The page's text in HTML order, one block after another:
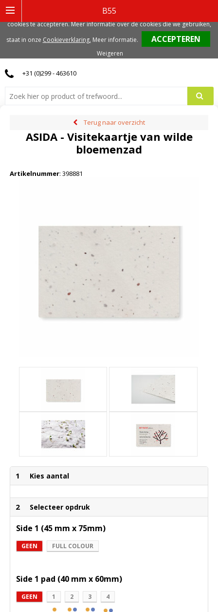
B55
0
+31 (0)299 - 463610
Terug naar overzicht
ASIDA - Visitekaartje van wilde
bloemenzad
Artikelnummer: 398881
1 Kies aantal
2 Selecteer opdruk
Side 1 (45 mm x 75mm)
GEEN FULL COLOUR
Side 1 pad (40 mm x 60mm)
GEEN 1 2 3 4
gerelateerde cookies. Voor de beste gebruikerservaring, adviseren we deze
cookies te accepteren. Meer informatie over de cookies die we gebruiken,
staat in onze Cookieverklaring. Meer informatie.
Weigeren